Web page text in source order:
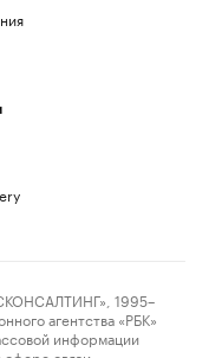
1995–
агентства «РБК»
информации